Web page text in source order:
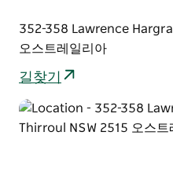
352-358 Lawrence
오스트레일리아
길찾기